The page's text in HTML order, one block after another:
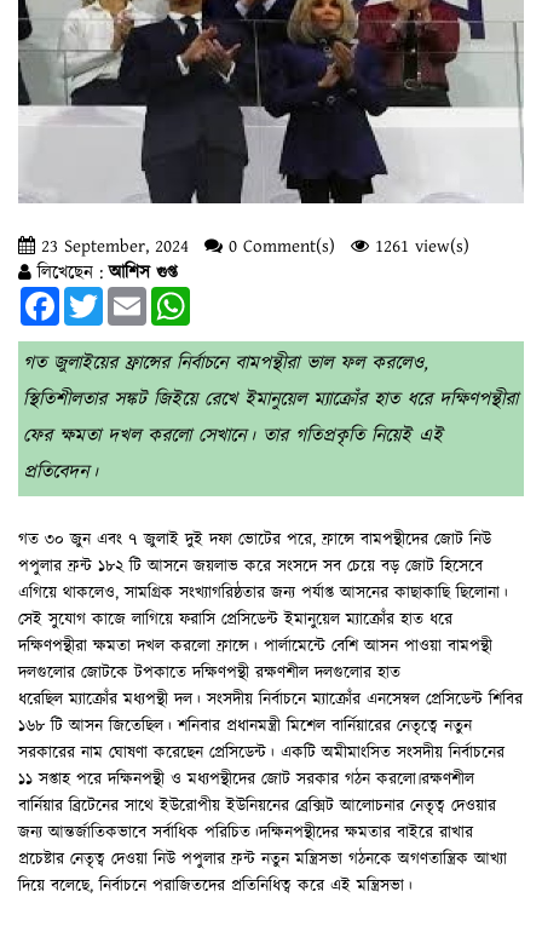
23 September, 2024 0 Comment(s)
1261 view(s)
লিখেছেন :আশিস গুপ্ত
FacebookTwitterEmail
গত জুলাইয়ের ফ্রান্সের নির্বাচনে বামপন্থীরা ভাল ফল করলেও,
স্থিতিশীলতার সঙ্কট জিইয়ে রেখে ইমানুয়েল ম্যাক্রোঁর হাত ধরে দক্ষিণপন্থীরা
ফের ক্ষমতা দখল করলো সেখানে। তার গতিপ্রকৃতি নিয়েই এই
প্রতিবেদন।
গত ৩০ জুন এবং ৭ জুলাই দুই দফা ভোটের পরে, ফ্রান্সে বামপন্থীদের জোট নিউ
পপুলার ফ্রন্ট ১৮২ টি আসনে জয়লাভ করে সংসদে সব চেয়ে বড় জোট হিসেবে
এগিয়ে থাকলেও, সামগ্রিক সংখ্যাগরিষ্ঠতার জন্য পর্যাপ্ত আসনের কাছাকাছি ছিলোনা।
সেই সুযোগ কাজে লাগিয়ে ফরাসি প্রেসিডেন্ট ইমানুয়েল ম্যাক্রোঁর হাত ধরে
দক্ষিণপন্থীরা ক্ষমতা দখল করলো ফ্রান্সে। পার্লামেন্টে বেশি আসন পাওয়া বামপন্থী
দলগুলোর জোটকে টপকাতে দক্ষিণপন্থী রক্ষণশীল দলগুলোর হাত
ধরেছিল ম্যাক্রোঁর মধ্যপন্থী দল। সংসদীয় নির্বাচনে ম্যাক্রোঁর এনসেম্বল প্রেসিডেন্ট শিবির
১৬৮ টি আসন জিতেছিল। শনিবার প্রধানমন্ত্রী মিশেল বার্নিয়ারের নেতৃত্বে নতুন
সরকারের নাম ঘোষণা করেছেন প্রেসিডেন্ট। একটি অমীমাংসিত সংসদীয় নির্বাচনের
১১ সপ্তাহ পরে দক্ষিনপন্থী ও মধ্যপন্থীদের জোট সরকার গঠন করলো৷রক্ষণশীল
বার্নিয়ার ব্রিটেনের সাথে ইউরোপীয় ইউনিয়নের ব্রেক্সিট আলোচনার নেতৃত্ব দেওয়ার
জন্য আন্তর্জাতিকভাবে সর্বাধিক পরিচিত।দক্ষিনপন্থীদের ক্ষমতার বাইরে রাখার
প্রচেষ্টার নেতৃত্ব দেওয়া নিউ পপুলার ফ্রন্ট নতুন মন্ত্রিসভা গঠনকে অগণতান্ত্রিক আখ্যা
দিয়ে বলেছে, নির্বাচনে পরাজিতদের প্রতিনিধিত্ব করে এই মন্ত্রিসভা।